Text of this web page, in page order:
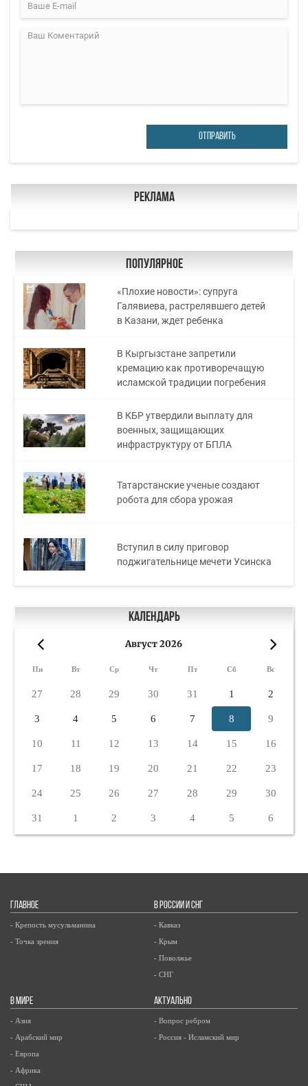
ОТПРАВИТЬ
Реклама
Популярное
«Плохие новости»: супруга
Галявиева, растрелявшего детей
в Казани, ждет ребенка
В Кыргызстане запретили
кремацию как противоречащую
исламской традиции погребения
В КБР утвердили выплату для
военных, защищающих
инфраструктуру от БПЛА
Татарстанские ученые создают
робота для сбора урожая
Вступил в силу приговор
поджигательнице мечети Усинска
Календарь
Август 2026
Пн Вт Ср Чт Пт Сб Вс
27 28 29 30 31 1 2
3 4 5 6 7 8 9
10 11 12 13 14 15 16
17 18 19 20 21 22 23
24 25 26 27 28 29 30
31 1 2 3 4 5 6
ГЛАВНОЕ
- Крепость мусульманина
- Точка зрения
В РОССИИ И СНГ
- Кавказ
- Крым
- Поволжье
- СНГ
В МИРЕ
- Азия
- Арабский мир
- Европа
- Африка
АКТУАЛЬНО
- Вопрос ребром
- Россия - Исламский мир